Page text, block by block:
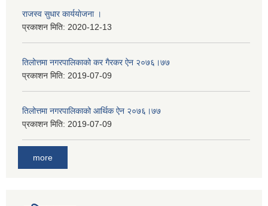
राजस्व सुधार कार्ययाेजना ।
प्रकाशन मिति: 2020-12-13
तिलोत्तमा नगरपालिकाको कर गैरकर ऐन २०७६।७७
प्रकाशन मिति: 2019-07-09
तिलोत्तमा नगरपालिकाको आर्थिक ऐन २०७६।७७
प्रकाशन मिति: 2019-07-09
more